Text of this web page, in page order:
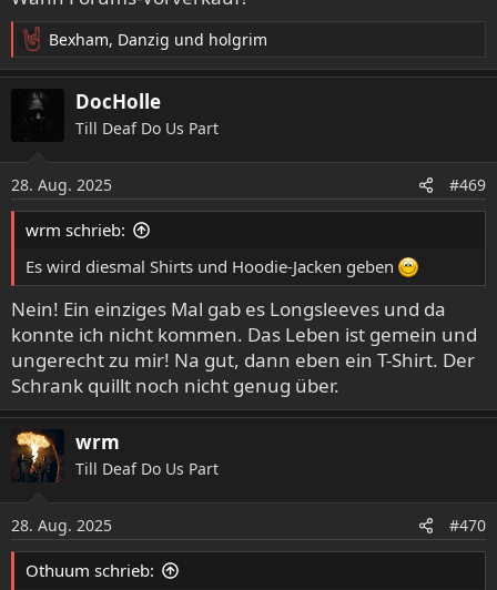
R
e
a
n
e
n
Bexham, Danzig und holgrim
DocHolle
Till Deaf Do Us Part
28. Aug. 2025 #469
wrm schrieb:
Es wird diesmal Shirts und Hoodie-Jacken geben
Nein! Ein einziges Mal gab es Longsleeves und da
konnte ich nicht kommen. Das Leben ist gemein und
ungerecht zu mir! Na gut, dann eben ein T-Shirt. Der
Schrank quillt noch nicht genug über.
wrm
Till Deaf Do Us Part
28. Aug. 2025 #470
Othuum schrieb: